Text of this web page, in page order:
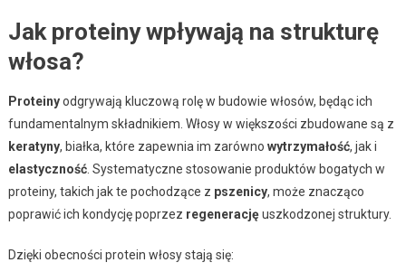
Jak proteiny wpływają na strukturę
włosa?
Proteinyodgrywają kluczową rolę w budowie włosów, będąc ich
fundamentalnym składnikiem. Włosy w większości zbudowane są z
keratyny, białka, które zapewnia im zarówno wytrzymałość, jak i
elastyczność. Systematyczne stosowanie produktów bogatych w
proteiny, takich jak te pochodzące z pszenicy, może znacząco
poprawić ich kondycję poprzez regeneracjęuszkodzonej struktury.
Dzięki obecności protein włosy stają się: